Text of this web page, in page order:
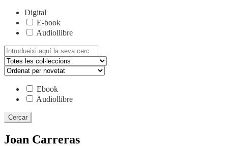
Digital
E-book
Audiollibre
Cerca:
Ebook
Audiollibre
Joan Carreras